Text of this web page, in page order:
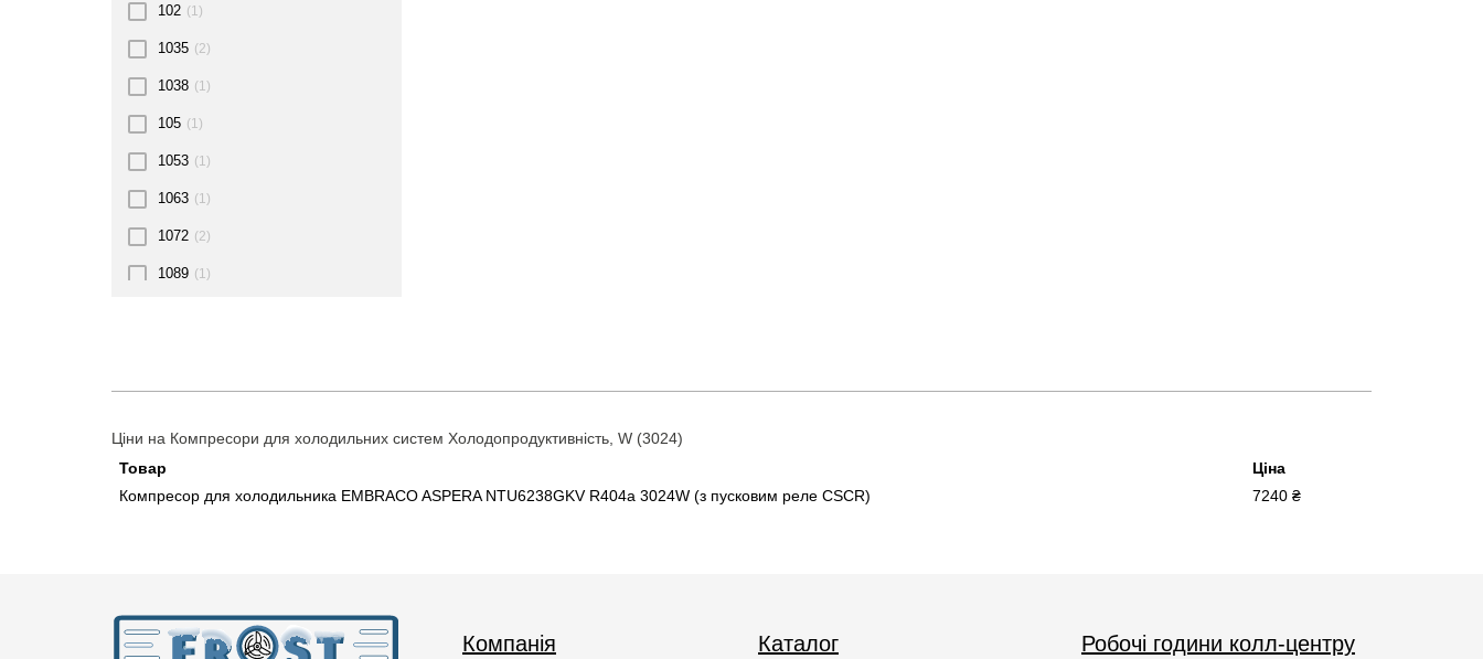
102 (1)
1035 (2)
1038 (1)
105 (1)
1053 (1)
1063 (1)
1072 (2)
1089 (1)
113 (1)
1172 (2)
Ціни на Компресори для холодильних систем Холодопродуктивність, W (3024)
Товар
Ціна
Компресор для холодильника EMBRACO ASPERA NTU6238GKV R404a 3024W (з пусковим реле CSCR)
7240 ₴
Компанія Каталог Робочі години колл-центру